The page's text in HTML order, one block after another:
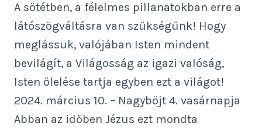
A sötétben, a félelmes pillanatokban erre a
látószögváltásra van szükségünk! Hogy
meglássuk, valójában Isten mindent
bevilágít, a Világosság az igazi valóság,
Isten ölelése tartja egyben ezt a világot!
2024. március 10. – Nagyböjt 4. vasárnapja
Abban az időben Jézus ezt mondta